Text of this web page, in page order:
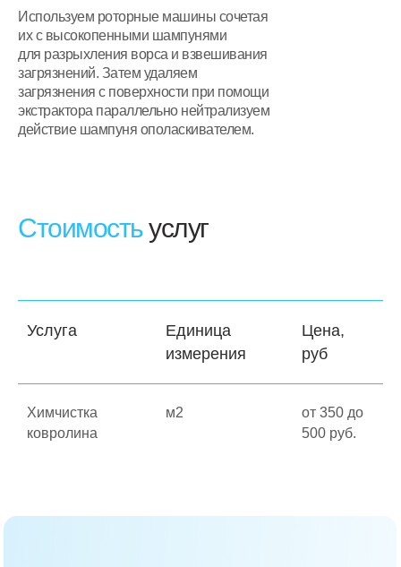
Используем роторные машины сочетая
их с высокопенными шампунями
для разрыхления ворса и взвешивания
загрязнений. Затем удаляем
загрязнения с поверхности при помощи
экстрактора параллельно нейтрализуем
действие шампуня ополаскивателем.
Стоимостьуслуг
Услуга
Единица
измерения
Цена,
руб
Химчистка
ковролина
м2
от 350 до
500 руб.